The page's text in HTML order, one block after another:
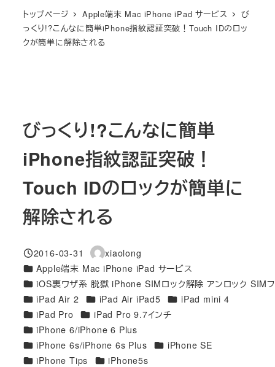
トップページ Apple端末 Mac iPhone iPad サービス
び
っくり!?こんなに簡単iPhone指紋認証突破！Touch IDのロッ
クが簡単に解除される
びっくり!?こんなに簡単
iPhone指紋認証突破！
Touch IDのロックが簡単に
解除される
投稿日
2016-03-31
著
者
xiaolong
カテゴリー
Apple端末 Mac iPhone iPad サービス
カテゴリー
iOS裏ワザ系 脱獄 iPhone SIMロック解除 アンロック SIM
カテゴリー
iPad Air 2 カテゴリー
iPad Air iPad5 カテゴリー
iPad mini 4
カテゴリー
iPad Pro カテゴリー
iPad Pro 9.7インチ
カテゴリー
iPhone 6/iPhone 6 Plus
カテゴリー
iPhone 6s/iPhone 6s Plus カテゴリー
iPhone SE
カテゴリー
iPhone Tips カテゴリー
iPhone5s